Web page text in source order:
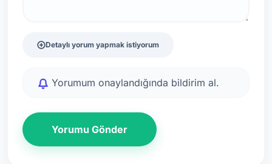
Detaylı yorum yapmak istiyorum
Yorumum onaylandığında bildirim al.
Yorumu Gönder